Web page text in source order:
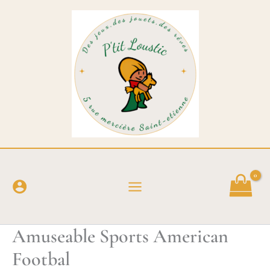
Amuseable Sports American
Footbal